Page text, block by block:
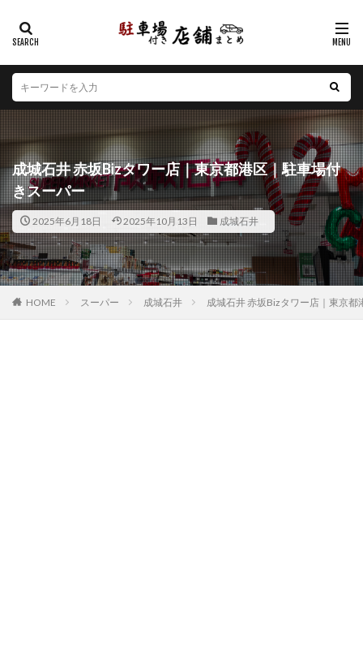
成城石井 赤坂Bizタワー店｜東京都港区｜駐車場付
きスーパー
2025年6月18日 2025年10月13日 成城石井
HOME スーパー 成城石井 成城石井 赤坂Bizタワー店｜東京
カテゴリー
エリア
北海道 青森県 岩手県 宮城県
秋田県
山形県
福島県 茨城県 栃木県
群馬県
埼玉県
千葉県 東京都 神奈川県
新潟県
山梨県
長野県 富山県 石川県
福井県
岐阜県
静岡県 愛知県 三重県
滋賀県
京都府
大阪府 兵庫県 奈良県
和歌山県
鳥取県
島根県 岡山県 広島県
山口県
徳島県
香川県 愛媛県 高知県
福岡県
佐賀県
長崎県 熊本県 大分県
宮崎県